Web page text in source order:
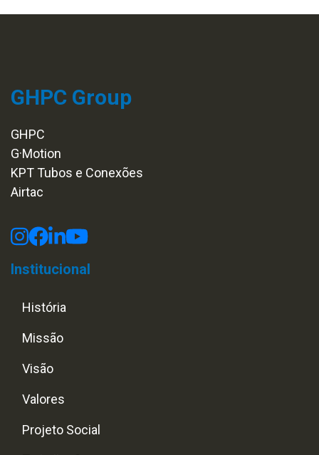
GHPC Group
GHPC
G·Motion
KPT Tubos e Conexões
Airtac
Institucional
História
Missão
Visão
Valores
Projeto Social